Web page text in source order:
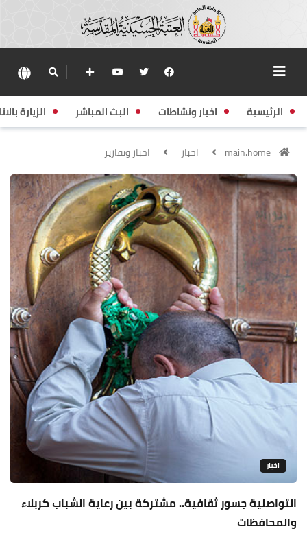
الرئيسية اخبار ونشاطات البث المباشر الزيارة
main.home اخبار اخبار وتقارير
اخبار
التواصلية جسور ثقافية.. مشتركة بين رعاية الشباب كربلاء
والمحافظات